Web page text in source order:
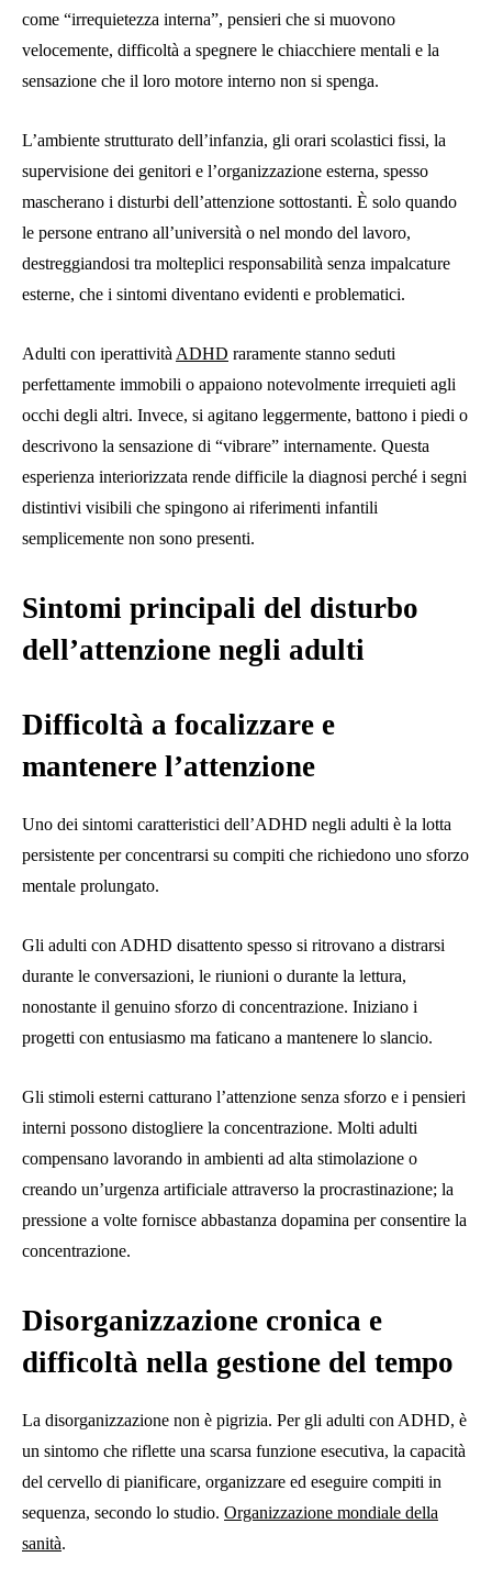
come “irrequietezza interna”, pensieri che si muovono
velocemente, difficoltà a spegnere le chiacchiere mentali e la
sensazione che il loro motore interno non si spenga.
L’ambiente strutturato dell’infanzia, gli orari scolastici fissi, la
supervisione dei genitori e l’organizzazione esterna, spesso
mascherano i disturbi dell’attenzione sottostanti. È solo quando
le persone entrano all’università o nel mondo del lavoro,
destreggiandosi tra molteplici responsabilità senza impalcature
esterne, che i sintomi diventano evidenti e problematici.
Adulti con iperattività ADHD raramente stanno seduti
perfettamente immobili o appaiono notevolmente irrequieti agli
occhi degli altri. Invece, si agitano leggermente, battono i piedi o
descrivono la sensazione di “vibrare” internamente. Questa
esperienza interiorizzata rende difficile la diagnosi perché i segni
distintivi visibili che spingono ai riferimenti infantili
semplicemente non sono presenti.
Sintomi principali del disturbo
dell’attenzione negli adulti
Difficoltà a focalizzare e
mantenere l’attenzione
Uno dei sintomi caratteristici dell’ADHD negli adulti è la lotta
persistente per concentrarsi su compiti che richiedono uno sforzo
mentale prolungato.
Gli adulti con ADHD disattento spesso si ritrovano a distrarsi
durante le conversazioni, le riunioni o durante la lettura,
nonostante il genuino sforzo di concentrazione. Iniziano i
progetti con entusiasmo ma faticano a mantenere lo slancio.
Gli stimoli esterni catturano l’attenzione senza sforzo e i pensieri
interni possono distogliere la concentrazione. Molti adulti
compensano lavorando in ambienti ad alta stimolazione o
creando un’urgenza artificiale attraverso la procrastinazione; la
pressione a volte fornisce abbastanza dopamina per consentire la
concentrazione.
Disorganizzazione cronica e
difficoltà nella gestione del tempo
La disorganizzazione non è pigrizia. Per gli adulti con ADHD, è
un sintomo che riflette una scarsa funzione esecutiva, la capacità
del cervello di pianificare, organizzare ed eseguire compiti in
sequenza, secondo lo studio. Organizzazione mondiale della
sanità.